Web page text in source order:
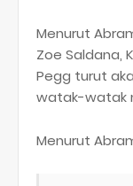
Menurut
Zoe Saldana,
Pegg turut
watak-watak
Menurut